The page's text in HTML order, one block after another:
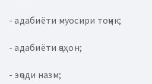
- адабиёти муосири тоҷик;
- адабиёти ҷаҳон;
- эҷоди назм;